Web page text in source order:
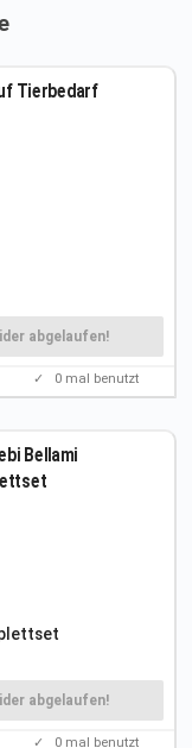
Tierbedarf
abgelaufen!
✓ 0 mal benutzt
Bellami
abgelaufen!
✓ 0 mal benutzt